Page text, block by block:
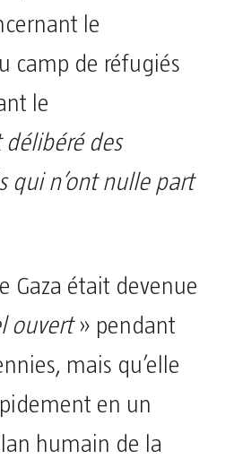
le
camp de réfugiés
le
des
qui n’ont nulle part
Gaza était devenue
ouvert» pendant
mais qu’elle
en un
humain de la